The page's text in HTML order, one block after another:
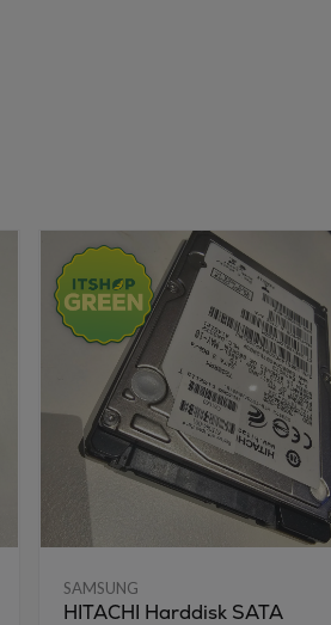
SAMSUNG
HITACHI Harddisk SATA